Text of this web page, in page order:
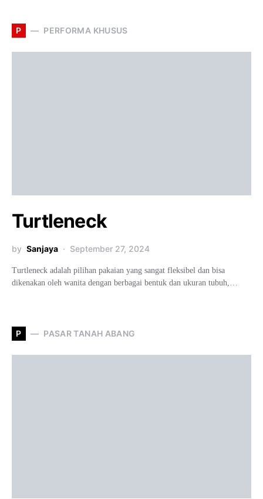
P PERFORMA KHUSUS
Turtleneck
by Sanjaya September 27, 2024
Turtleneck adalah pilihan pakaian yang sangat fleksibel dan bisa
dikenakan oleh wanita dengan berbagai bentuk dan ukuran tubuh,…
P PASAR TANAH ABANG